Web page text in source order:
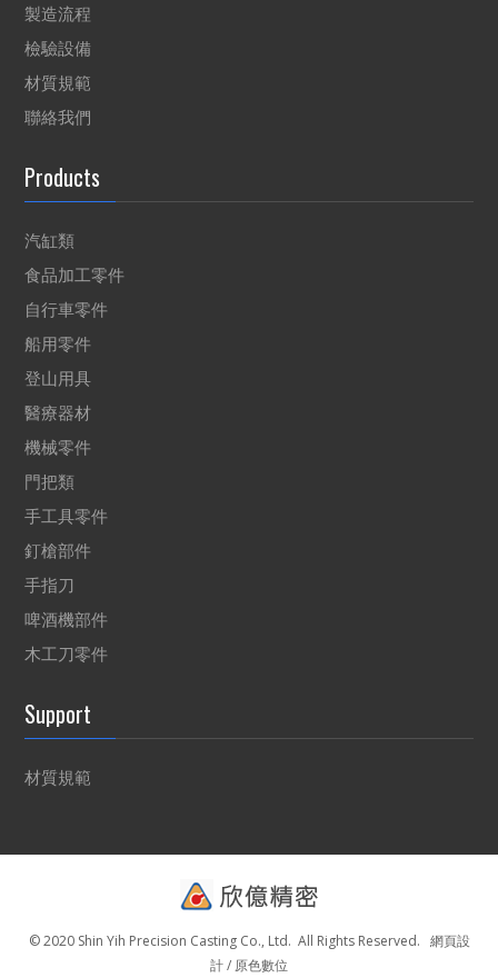
製造流程
檢驗設備
材質規範
聯絡我們
Products
汽缸類
食品加工零件
自行車零件
船用零件
登山用具
醫療器材
機械零件
門把類
手工具零件
釘槍部件
手指刀
啤酒機部件
木工刀零件
Support
材質規範
© 2020 Shin Yih Precision Casting Co., Ltd. All Rights Reserved. 網頁設
計 / 原色數位